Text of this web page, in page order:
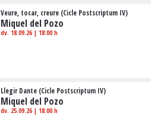
Veure, tocar, creure (Cicle Postscriptum IV)
Miquel del Pozo
dv. 18.09.26| 18:00 h
Llegir Dante (Cicle Postscriptum IV)
Miquel del Pozo
dv. 25.09.26| 18:00 h